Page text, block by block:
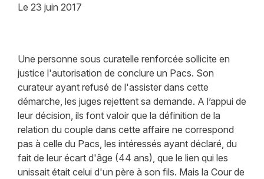
Le 23 juin 2017
Une personne sous curatelle renforcée sollicite en
justice l'autorisation de conclure un Pacs. Son
curateur ayant refusé de l'assister dans cette
démarche, les juges rejettent sa demande. A l’appui de
leur décision, ils font valoir que la définition de la
relation du couple dans cette affaire ne correspond
pas à celle du Pacs, les intéressés ayant déclaré, du
fait de leur écart d'âge (44 ans), que le lien qui les
unissait était celui d'un père à son fils. Mais la Cour de